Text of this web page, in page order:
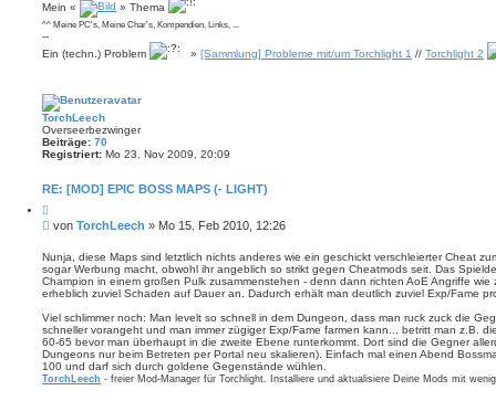
Mein «
» Thema
^^ Meine PC's, Meine Char's, Kompendien, Links, ...
--
Ein (techn.) Problem
» [Sammlung] Probleme mit/um Torchlight 1 // Torchlight 2
TorchLeech
Overseerbezwinger
Beiträge: 70
Registriert: Mo 23. Nov 2009, 20:09
RE: [MOD] EPIC BOSS MAPS (- LIGHT)
i
t
e
r
e
n
B
i
t
r
a
g
von TorchLeech » Mo 15. Feb 2010, 12:26
Nunja, diese Maps sind letztlich nichts anderes wie ein geschickt verschleierter Cheat
sogar Werbung macht, obwohl ihr angeblich so strikt gegen Cheatmods seit. Das
Champion in einem großen Pulk zusammenstehen - denn dann richten AoE Angriffe
erheblich zuviel Schaden auf Dauer an. Dadurch erhält man deutlich zuviel Exp/Fame
Viel schlimmer noch: Man levelt so schnell in dem Dungeon, dass man ruck zuck die
schneller vorangeht und man immer zügiger Exp/Fame farmen kann... betritt man z.B.
60-65 bevor man überhaupt in die zweite Ebene runterkommt. Dort sind die Gegner
Dungeons nur beim Betreten per Portal neu skalieren). Einfach mal einen Abend
100 und darf sich durch goldene Gegenstände wühlen.
TorchLeech - freier Mod-Manager für Torchlight. Installiere und aktualisiere Deine Mods mit